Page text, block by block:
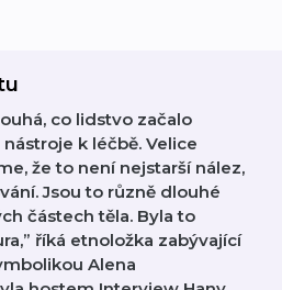
co lidstvo začalo
k léčbě. Velice
že to není nejstarší nález,
Jsou to různě dlouhé
částech těla. Byla to
říká etnoložka zabývající
Alena